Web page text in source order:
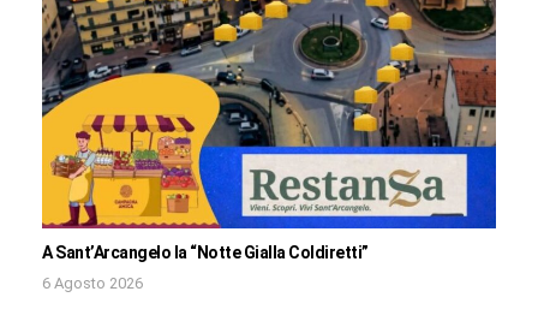
A Sant’Arcangelo la “Notte Gialla Coldiretti”
6 Agosto 2026